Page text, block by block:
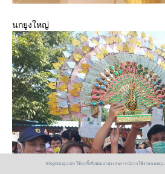
นกยูงใหญ่
BlogGang.com ใช้คุกกี้เพื่อพัฒนาประสบการณ์การใช้งานของคุณ